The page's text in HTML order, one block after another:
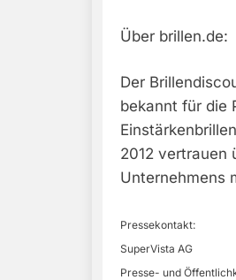
Über brillen.de:
Der
bekannt für die
2012 vertrauen
Unternehmens
Pressekontakt:
SuperVista AG
Presse- und